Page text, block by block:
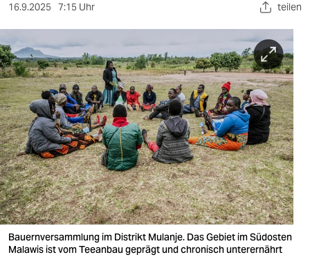
sport
berlin
nord
wahrheit
verlag
verlag
veranstaltungen
shop
16.9.2025 7:15 Uhr teilen
Bauernversammlung im Distrikt Mulanje. Das Gebiet im Südosten
Malawis ist vom Teeanbau geprägt und chronisch unterernährt